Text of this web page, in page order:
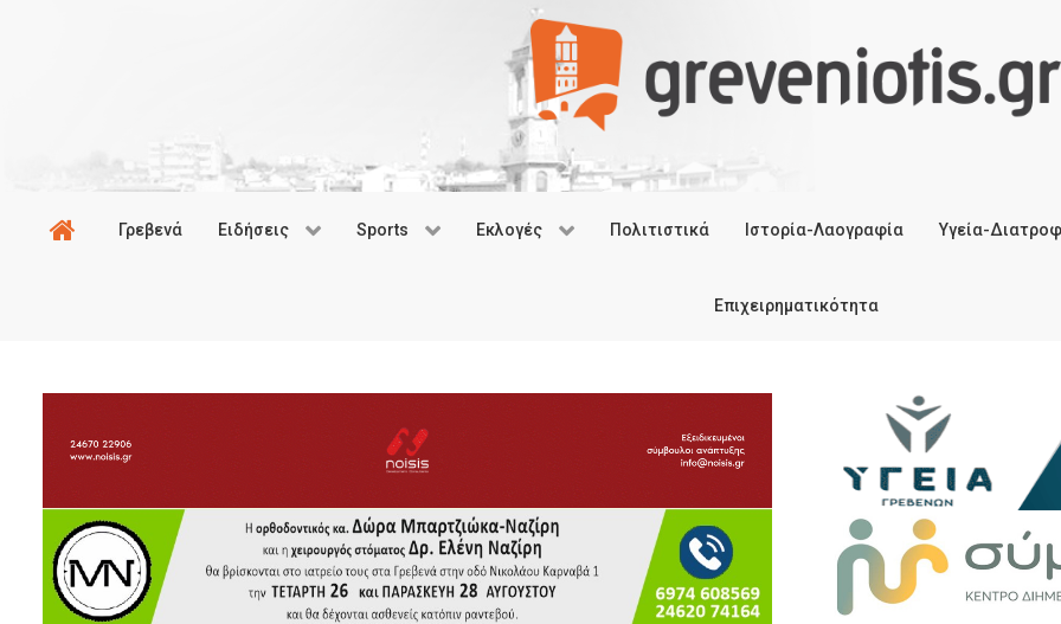
Γρεβενά Ειδήσεις Sports Εκλογές Πολιτιστικά Ιστορία-Λαογραφία Υγεία-
Επιχειρηματικότητα